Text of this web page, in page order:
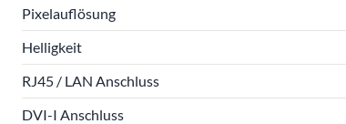
Pixelauflösung
Helligkeit
RJ45 / LAN Anschluss
DVI-I Anschluss